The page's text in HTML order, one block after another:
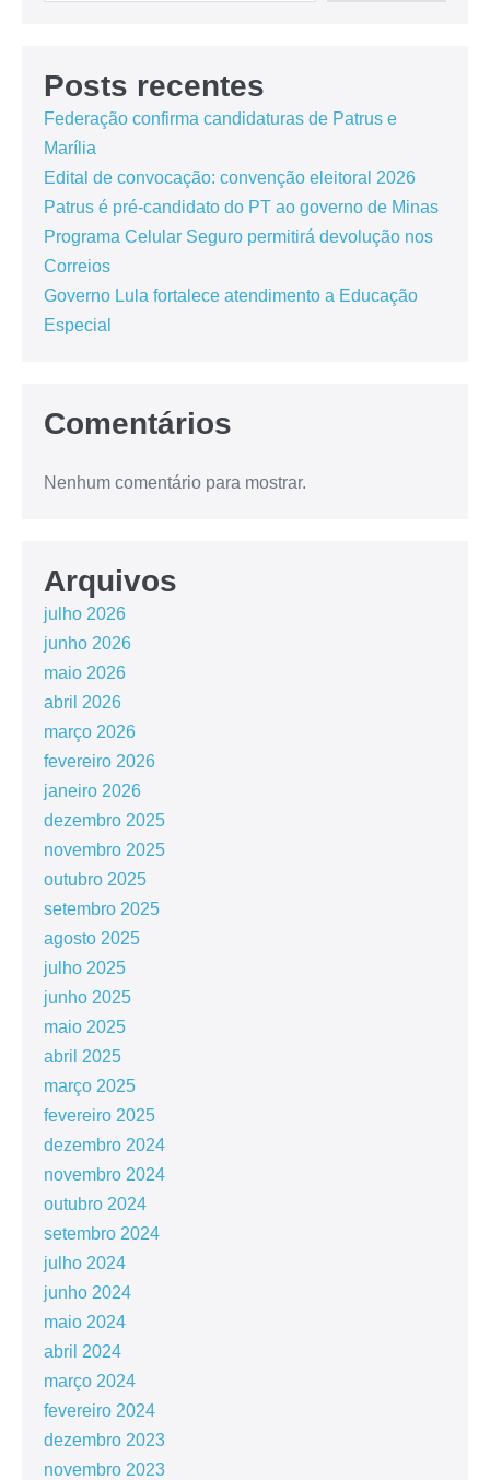
Posts recentes
Federação confirma candidaturas de Patrus e
Marília
Edital de convocação: convenção eleitoral 2026
Patrus é pré-candidato do PT ao governo de Minas
Programa Celular Seguro permitirá devolução nos
Correios
Governo Lula fortalece atendimento a Educação
Especial
Comentários
Nenhum comentário para mostrar.
Arquivos
julho 2026
junho 2026
maio 2026
abril 2026
março 2026
fevereiro 2026
janeiro 2026
dezembro 2025
novembro 2025
outubro 2025
setembro 2025
agosto 2025
julho 2025
junho 2025
maio 2025
abril 2025
março 2025
fevereiro 2025
dezembro 2024
novembro 2024
outubro 2024
setembro 2024
julho 2024
junho 2024
maio 2024
abril 2024
março 2024
fevereiro 2024
dezembro 2023
novembro 2023